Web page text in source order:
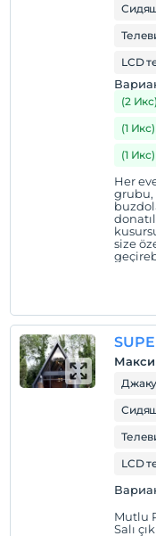
LCD
(2
(1
(1
Her
grubu,
size
LCD
Mutlu
Salı